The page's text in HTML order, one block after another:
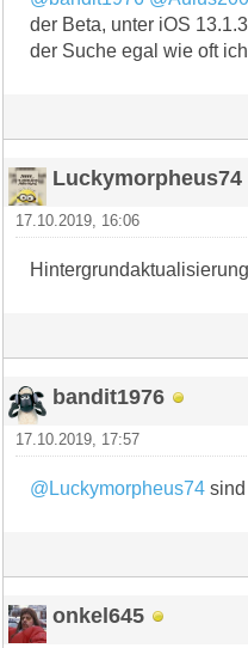
der Beta, unter iOS
der Suche egal wie oft
Luckymorpheus74
17.10.2019, 16:06
bandit1976
17.10.2019, 17:57
@Luckymorpheus74 sind
onkel645